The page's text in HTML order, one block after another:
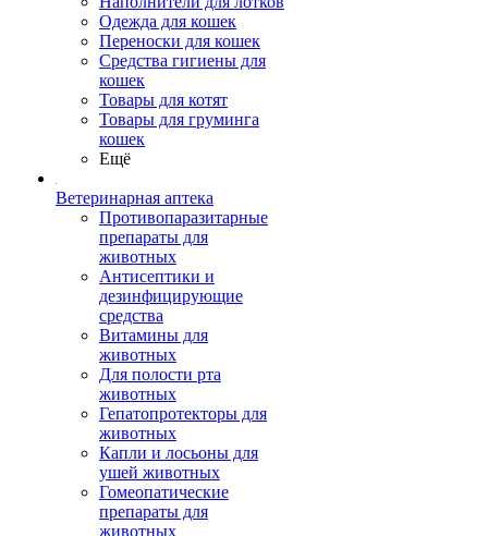
Одежда для кошек
Переноски для кошек
Средства гигиены для
кошек
Товары для котят
Товары для груминга
кошек
Ещё
Ветеринарная аптека
Противопаразитарные
препараты для
животных
Антисептики и
дезинфицирующие
средства
Витамины для
животных
Для полости рта
животных
Гепатопротекторы для
животных
Капли и лосьоны для
ушей животных
Гомеопатические
препараты для
животных